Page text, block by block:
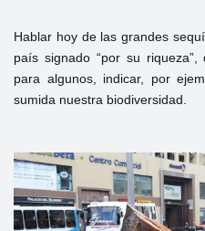
Hablar hoy de las grandes
país signado “por su
para algunos, indicar, por
sumida nuestra biodiversidad.